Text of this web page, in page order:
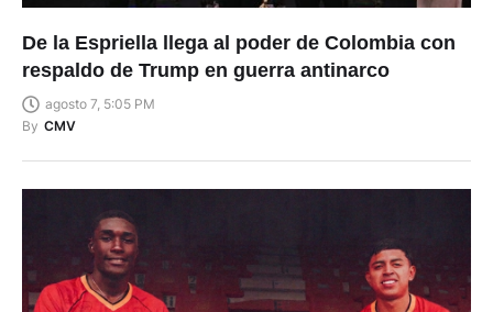
De la Espriella llega al poder de Colombia con
respaldo de Trump en guerra antinarco
agosto 7, 5:05 PM
By CMV